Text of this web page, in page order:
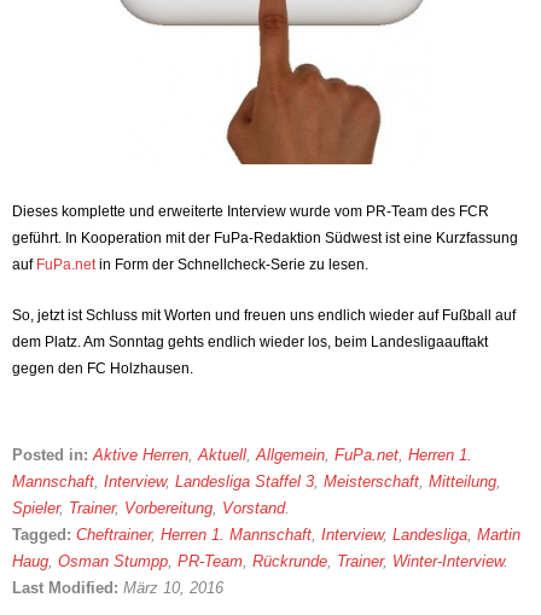
Dieses komplette und erweiterte Interview wurde vom PR-Team des FCR
geführt. In Kooperation mit der FuPa-Redaktion Südwest ist eine Kurzfassung
auf FuPa.netin Form der Schnellcheck-Serie zu lesen.
So, jetzt ist Schluss mit Worten und freuen uns endlich wieder auf Fußball auf
dem Platz. Am Sonntag gehts endlich wieder los, beim Landesligaauftakt
gegen den FC Holzhausen.
Posted in:Aktive Herren,Aktuell,Allgemein, FuPa.net, Herren 1.
Mannschaft, Interview, Landesliga Staffel 3, Meisterschaft, Mitteilung,
Spieler, Trainer, Vorbereitung, Vorstand.
Tagged: Cheftrainer, Herren 1. Mannschaft, Interview, Landesliga, Martin
Haug, Osman Stumpp, PR-Team, Rückrunde, Trainer, Winter-Interview.
Last Modified: März 10, 2016